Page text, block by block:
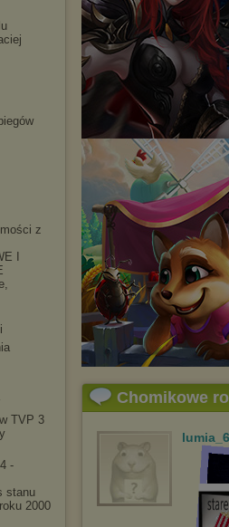
z
I
TVP 3
-
stanu
2000
Chomikowe